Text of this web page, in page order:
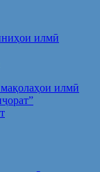
илмӣ
илмӣ